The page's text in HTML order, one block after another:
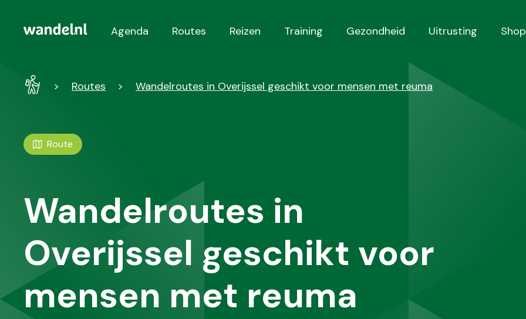
Hoofdnavigatie
Agenda Routes Reizen Training Gezondheid Uitrusting Shop
WandelRoutes Wandelroutes in Overijssel geschikt voor mensen met reuma
Route
Wandelroutes in
Overijssel geschikt voor
mensen met reuma